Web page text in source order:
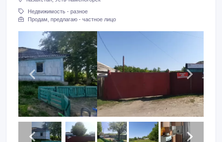
Недвижимость - разное
Продам, предлагаю - частное лицо